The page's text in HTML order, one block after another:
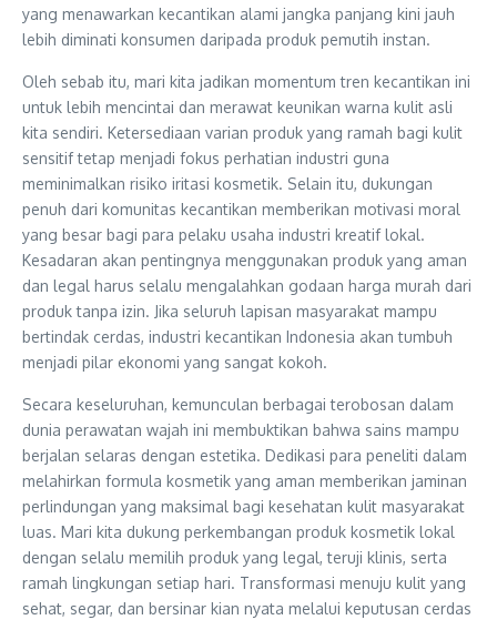
yang menawarkan kecantikan alami jangka panjang kini jauh
lebih diminati konsumen daripada produk pemutih instan.
Oleh sebab itu, mari kita jadikan momentum tren kecantikan ini
untuk lebih mencintai dan merawat keunikan warna kulit asli
kita sendiri. Ketersediaan varian produk yang ramah bagi kulit
sensitif tetap menjadi fokus perhatian industri guna
meminimalkan risiko iritasi kosmetik. Selain itu, dukungan
penuh dari komunitas kecantikan memberikan motivasi moral
yang besar bagi para pelaku usaha industri kreatif lokal.
Kesadaran akan pentingnya menggunakan produk yang aman
dan legal harus selalu mengalahkan godaan harga murah dari
produk tanpa izin. Jika seluruh lapisan masyarakat mampu
bertindak cerdas, industri kecantikan Indonesia akan tumbuh
menjadi pilar ekonomi yang sangat kokoh.
Secara keseluruhan, kemunculan berbagai terobosan dalam
dunia perawatan wajah ini membuktikan bahwa sains mampu
berjalan selaras dengan estetika. Dedikasi para peneliti dalam
melahirkan formula kosmetik yang aman memberikan jaminan
perlindungan yang maksimal bagi kesehatan kulit masyarakat
luas. Mari kita dukung perkembangan produk kosmetik lokal
dengan selalu memilih produk yang legal, teruji klinis, serta
ramah lingkungan setiap hari. Transformasi menuju kulit yang
sehat, segar, dan bersinar kian nyata melalui keputusan cerdas